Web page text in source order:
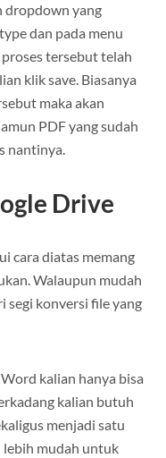
dropdown yang
dan pada menu
tersebut telah
klik save. Biasanya
maka akan
PDF yang sudah
nantinya.
Drive
cara diatas memang
Walaupun mudah
segi konversi file yang
kalian hanya bisa
kalian butuh
menjadi satu
mudah untuk